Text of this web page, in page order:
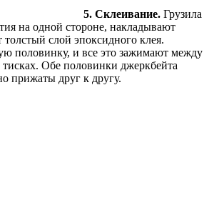
5. Склеивание. Грузила
на одной стороне, накладывают
слой эпоксидного клея.
половинку, и все это зажимают между
Обе половинки джеркбейта
прижаты друг к другу.